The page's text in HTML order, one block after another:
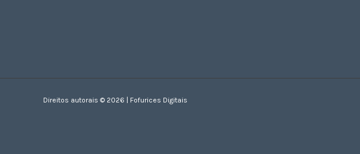
Direitos autorais © 2026 | Fofurices Digitais